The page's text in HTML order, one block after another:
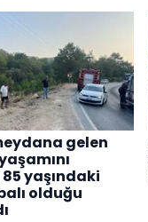
gelen
yaşındaki
olduğu